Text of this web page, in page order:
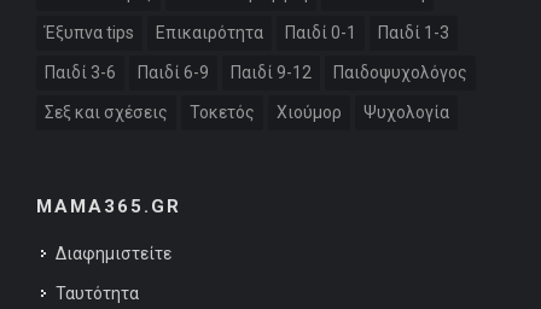
Έξυπνα tips Επικαιρότητα Παιδί 0-1 Παιδί 1-3
Παιδί 3-6 Παιδί 6-9 Παιδί 9-12 Παιδοψυχολόγος
Σεξ και σχέσεις Τοκετός Χιούμορ Ψυχολογία
MAMA365.GR
Διαφημιστείτε
Ταυτότητα